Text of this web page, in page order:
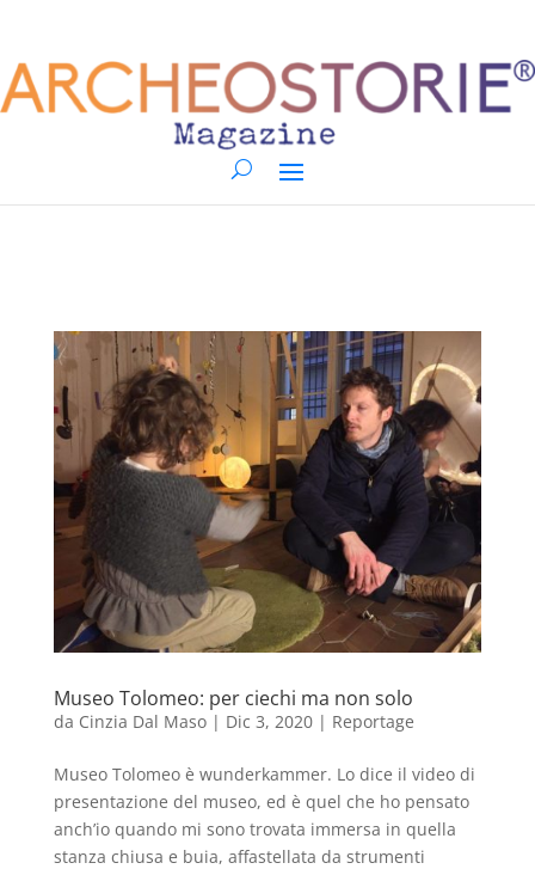
Museo Tolomeo: per ciechi ma non solo
da Cinzia Dal Maso| Dic 3, 2020| Reportage
Museo Tolomeo è wunderkammer. Lo dice il video di
presentazione del museo, ed è quel che ho pensato
anch’io quando mi sono trovata immersa in quella
stanza chiusa e buia, affastellata da strumenti